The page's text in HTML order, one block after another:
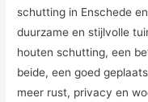
schutting in Enschede
duurzame en stijlvolle
houten schutting, een
beide, een goed
meer rust, privacy en